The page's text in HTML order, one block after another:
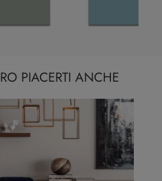
PIACERTI ANCHE